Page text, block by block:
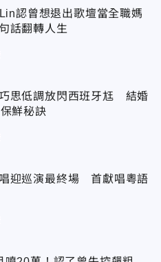
認曾想退出歌壇當全職媽
話翻轉人生
思低調放閃西班牙尪 結婚
鮮秘訣
迎巡演最終場 首獻唱粵語